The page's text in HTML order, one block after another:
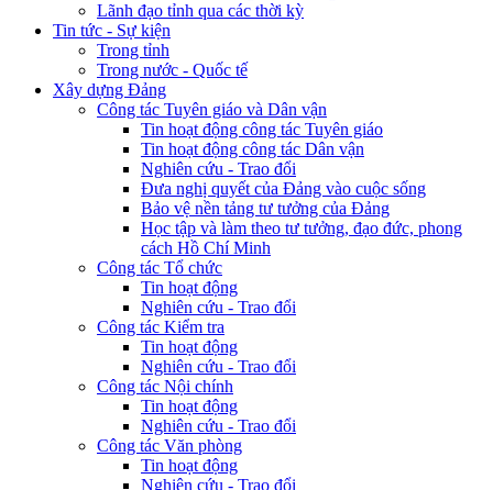
Lãnh đạo tỉnh qua các thời kỳ
Tin tức - Sự kiện
Trong tỉnh
Trong nước - Quốc tế
Xây dựng Đảng
Công tác Tuyên giáo và Dân vận
Tin hoạt động công tác Tuyên giáo
Tin hoạt động công tác Dân vận
Nghiên cứu - Trao đổi
Đưa nghị quyết của Đảng vào cuộc sống
Bảo vệ nền tảng tư tưởng của Đảng
Học tập và làm theo tư tưởng, đạo đức, phong
cách Hồ Chí Minh
Công tác Tổ chức
Tin hoạt động
Nghiên cứu - Trao đổi
Công tác Kiểm tra
Tin hoạt động
Nghiên cứu - Trao đổi
Công tác Nội chính
Tin hoạt động
Nghiên cứu - Trao đổi
Công tác Văn phòng
Tin hoạt động
Nghiên cứu - Trao đổi